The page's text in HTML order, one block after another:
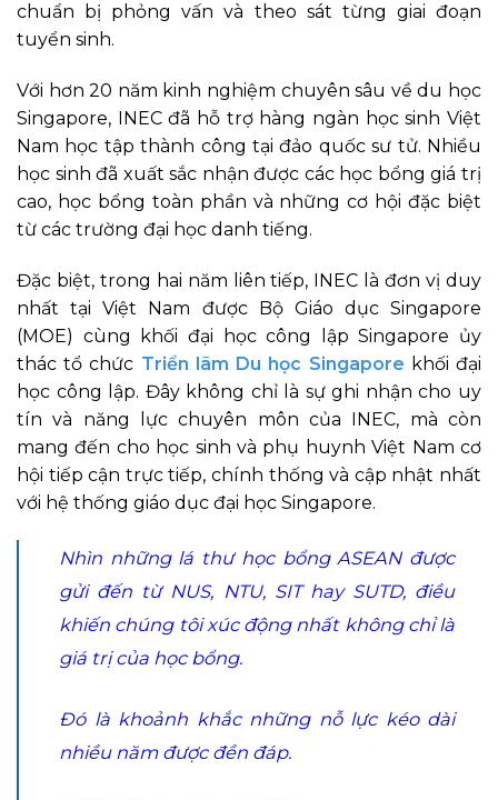
chuẩn bị phỏng vấn và theo sát từng giai đoạn
tuyển sinh.
Với hơn 20 năm kinh nghiệm chuyên sâu về du học
Singapore, INEC đã hỗ trợ hàng ngàn học sinh Việt
Nam học tập thành công tại đảo quốc sư tử. Nhiều
học sinh đã xuất sắc nhận được các học bổng giá trị
cao, học bổng toàn phần và những cơ hội đặc biệt
từ các trường đại học danh tiếng.
Đặc biệt, trong hai năm liên tiếp, INEC là đơn vị duy
nhất tại Việt Nam được Bộ Giáo dục Singapore
(MOE) cùng khối đại học công lập Singapore ủy
thác tổ chức Triển lãm Du học Singapore khối đại
học công lập. Đây không chỉ là sự ghi nhận cho uy
tín và năng lực chuyên môn của INEC, mà còn
mang đến cho học sinh và phụ huynh Việt Nam cơ
hội tiếp cận trực tiếp, chính thống và cập nhật nhất
với hệ thống giáo dục đại học Singapore.
Nhìn những lá thư học bổng ASEAN được
gửi đến từ NUS, NTU, SIT hay SUTD, điều
khiến chúng tôi xúc động nhất không chỉ là
giá trị của học bổng.
Đó là khoảnh khắc những nỗ lực kéo dài
nhiều năm được đền đáp.